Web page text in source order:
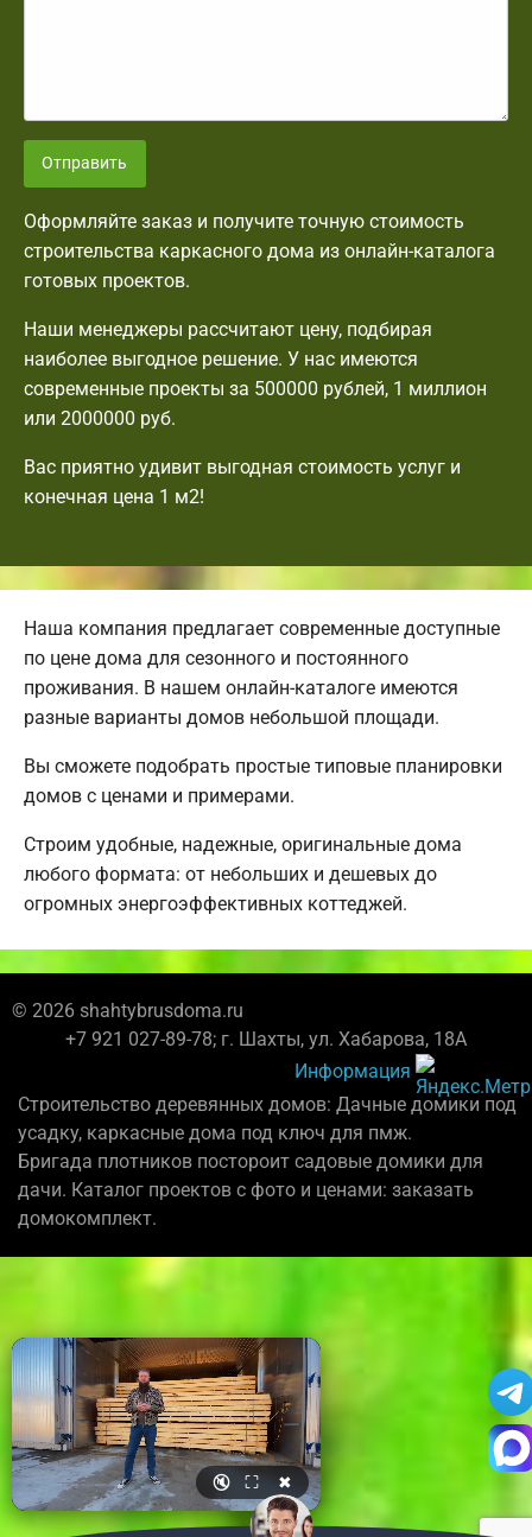
Отправить
Оформляйте заказ и получите точную стоимость
строительства каркасного дома из онлайн-каталога
готовых проектов.
Наши менеджеры рассчитают цену, подбирая
наиболее выгодное решение. У нас имеются
современные проекты за 500000 рублей, 1 миллион
или 2000000 руб.
Вас приятно удивит выгодная стоимость услуг и
конечная цена 1 м2!
Наша компания предлагает современные доступные
по цене дома для сезонного и постоянного
проживания. В нашем онлайн-каталоге имеются
разные варианты домов небольшой площади.
Вы сможете подобрать простые типовые планировки
домов с ценами и примерами.
Строим удобные, надежные, оригинальные дома
любого формата: от небольших и дешевых до
огромных энергоэффективных коттеджей.
© 2026 shahtybrusdoma.ru
+7 921 027-89-78; г. Шахты, ул. Хабарова, 18А
Информация
Строительство деревянных домов: Дачные домики под
усадку, каркасные дома под ключ для пмж.
Бригада плотников постороит садовые домики для
дачи. Каталог проектов с фото и ценами: заказать
домокомплект.
🔇 ⛶ ✖